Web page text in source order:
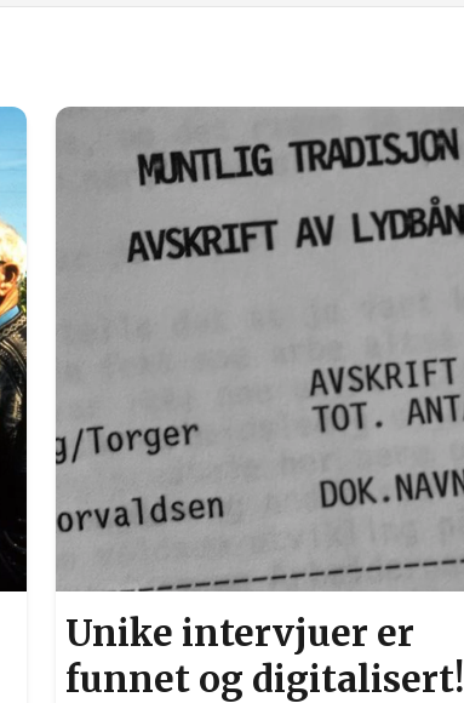
Unike intervjuer er
funnet og digitalisert!